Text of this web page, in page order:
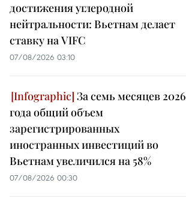
достижения углеродной
нейтральности: Вьетнам делает
ставку на VIFC
07/08/2026 03:10
За семь месяцев 2026
года общий объем
зарегистрированных
иностранных инвестиций во
Вьетнам увеличился на 58%
07/08/2026 00:30